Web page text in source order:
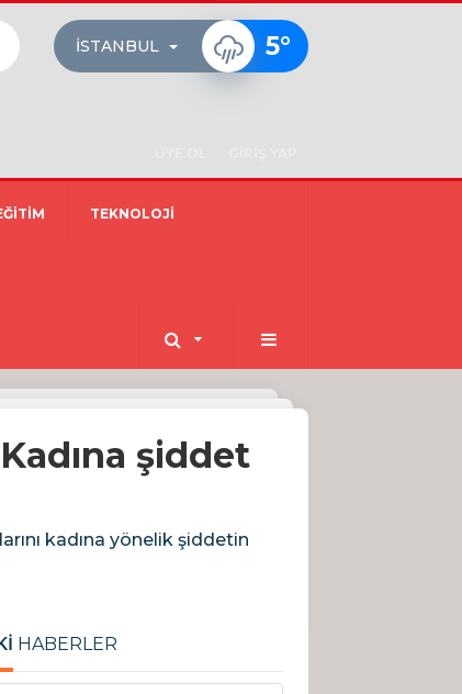
İSTANBUL 5°
TEKNOLOJİ
şiddet
kadına yönelik şiddetin
HABERLER